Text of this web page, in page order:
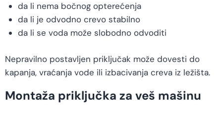
da li nema bočnog opterećenja
da li je odvodno crevo stabilno
da li se voda može slobodno odvoditi
Nepravilno postavljen priključak može dovesti do
kapanja, vraćanja vode ili izbacivanja creva iz ležišta.
Montaža priključka za veš mašinu